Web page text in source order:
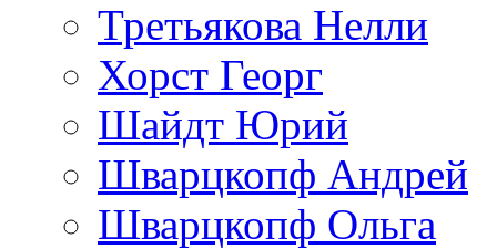
Третьякова Нелли
Хорст Георг
Шайдт Юрий
Шварцкопф Андрей
Шварцкопф Ольга